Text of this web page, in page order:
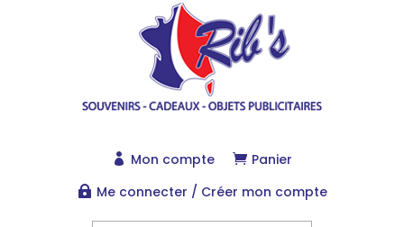
 Mon compte  Panier
 Me connecter / Créer mon compte